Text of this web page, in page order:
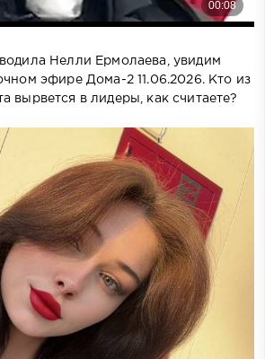
Нелли Ермолаева, увидим
эфире Дома-2 11.06.2026. Кто из
вырвется в лидеры, как считаете?